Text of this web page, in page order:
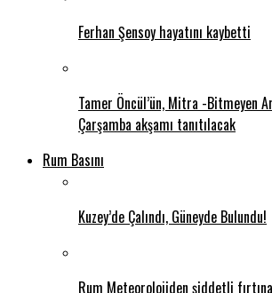
Ferhan Şensoy hayatını kaybetti
Tamer Öncül’ün, Mitra -Bitmeyen
Çarşamba akşamı tanıtılacak
Rum Basını
Kuzey’de Çalındı, Güneyde Bulundu!
Rum Meteorolojiden şiddetli fırtına